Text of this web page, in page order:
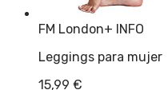
FM London+ INFO
Leggings para mujer
15,99 €